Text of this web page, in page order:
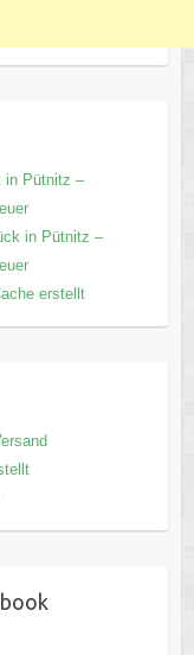
in Pütnitz –
in Pütnitz –
erstellt